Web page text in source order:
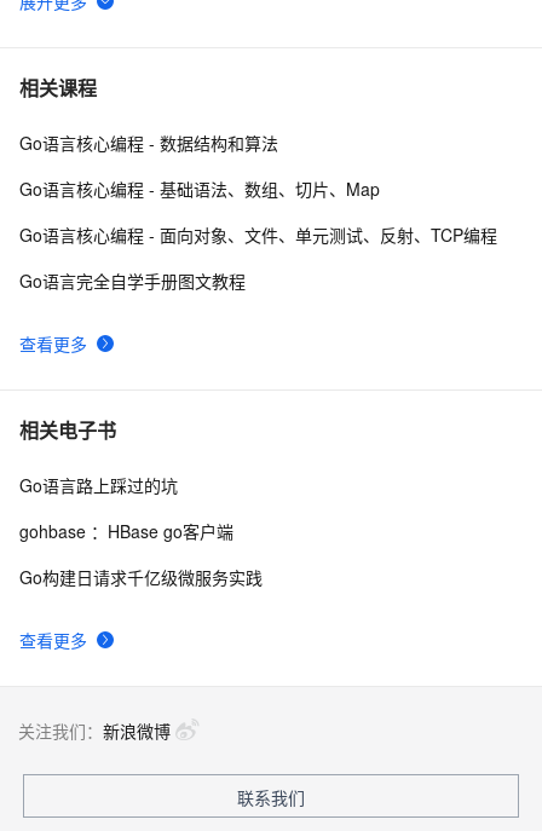
6 从Access中创建Sqlite数据库
7 SQLite的ADO.NET Provider支持ADO.NET Entity
8 django如何连接sqlite数据库？
10[IOS]自己如何正确获取SQLite的ADO连接字符串
相关课程
查看更多
Go语言核心编程 - 数据结构和算法
Go语言核心编程 - 基础语法、数组、切片、Map
Go语言核心编程 - 面向对象、文件、单元测试、反射、TCP编程
Go语言完全自学手册图文教程
相关电子书
查看更多
Go语言路上踩过的坑
gohbase ：HBase go客户端
Go构建日请求千亿级微服务实践
关注我们： 新浪微博
联系我们